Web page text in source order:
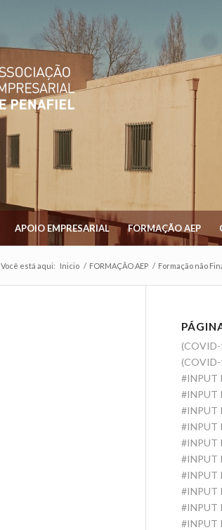
APOIO EMPRESARIAL FORMAÇÃO AEP
Você está aqui: Inicio / FORMAÇÃO AEP / Formação não
(COVID-
(COVID-
#INPUT
#INPUT
#INPUT
#INPUT
#INPUT
#INPUT
#INPUT
#INPUT
#INPUT
#INPUT